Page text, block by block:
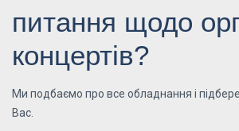
питання щодо
концертів?
Ми подбаємо про все обладнання і
Вас.